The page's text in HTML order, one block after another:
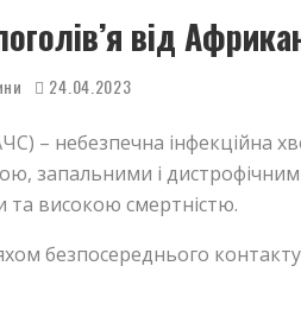
від
24.04.2023
– небезпечна інфекційна
запальними і
високою смертністю.
безпосереднього контакту